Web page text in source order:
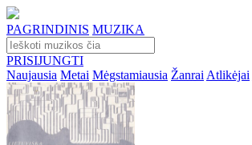
PAGRINDINIS MUZIKA
PRISIJUNGTI
Naujausia Metai Mėgstamiausia Žanrai Atlikėjai